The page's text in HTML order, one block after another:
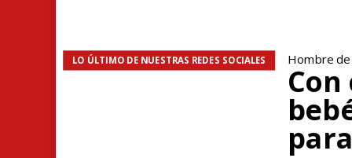
LO ÚLTIMO DE NUESTRAS REDES SOCIALES Hombre